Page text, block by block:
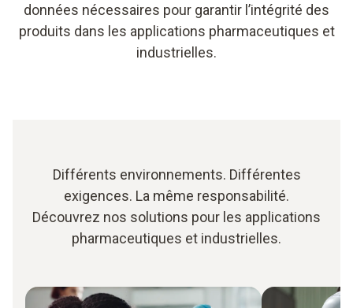
données nécessaires pour garantir l’intégrité des
produits dans les applications pharmaceutiques et
industrielles.
Différents environnements. Différentes
exigences. La même responsabilité.
Découvrez nos solutions pour les applications
pharmaceutiques et industrielles.